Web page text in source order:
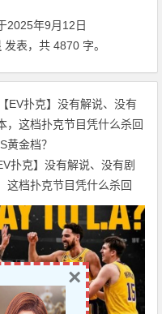
2025年9月12日
发表，共 4870 字。
扑克】没有解说、没有剧
这档扑克节目凭什么杀回
黄金档？
×